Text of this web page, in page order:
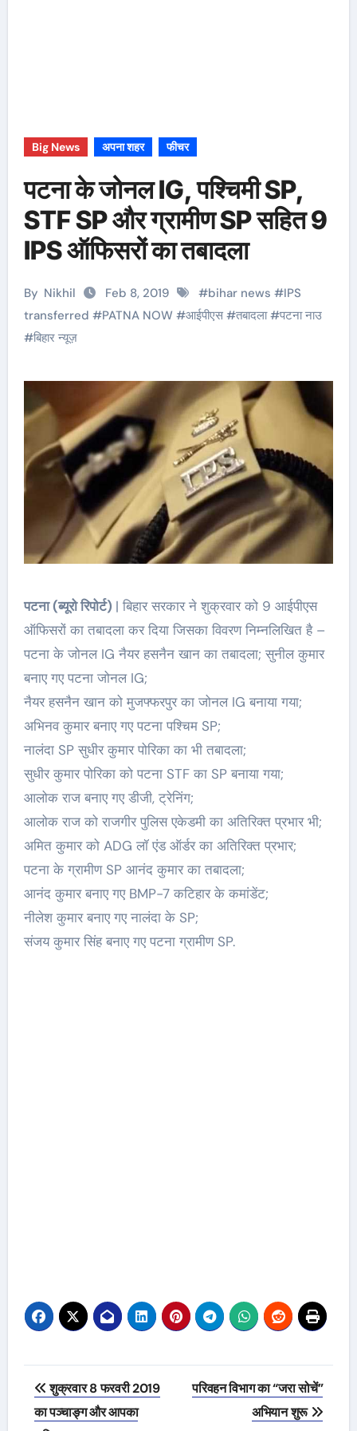
Big News अपना शहर फीचर
पटना के जोनल IG, पश्चिमी SP,
STF SP और ग्रामीण SP सहित 9
IPS ऑफिसरों का तबादला
By Nikhil Feb 8, 2019 #bihar news #IPS
transferred #PATNA NOW #आईपीएस#तबादला#पटना नाउ
#बिहार न्यूज़
पटना (ब्यूरो रिपोर्ट) | बिहार सरकार ने शुक्रवार को 9 आईपीएस
ऑफिसरों का तबादला कर दिया जिसका विवरण निम्नलिखित है –
पटना के जोनल IG नैयर हसनैन खान का तबादला; सुनील कुमार
बनाए गए पटना जोनल IG;
नैयर हसनैन खान को मुजफ्फरपुर का जोनल IG बनाया गया;
अभिनव कुमार बनाए गए पटना पश्चिम SP;
नालंदा SP सुधीर कुमार पोरिका का भी तबादला;
सुधीर कुमार पोरिका को पटना STF का SP बनाया गया;
आलोक राज बनाए गए डीजी, ट्रेनिंग;
आलोक राज को राजगीर पुलिस एकेडमी का अतिरिक्त प्रभार भी;
अमित कुमार को ADG लॉ एंड ऑर्डर का अतिरिक्त प्रभार;
पटना के ग्रामीण SP आनंद कुमार का तबादला;
आनंद कुमार बनाए गए BMP-7 कटिहार के कमांडेंट;
नीलेश कुमार बनाए गए नालंदा के SP;
संजय कुमार सिंह बनाए गए पटना ग्रामीण SP.
Post
navigation
शुक्रवार 8 फरवरी 2019
का पञ्चाङ्ग और आपका
परिवहन विभाग का “जरा सोचें”
अभियान शुरू